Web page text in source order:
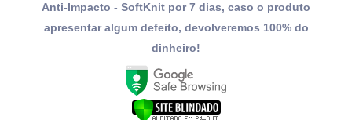
Anti-Impacto - SoftKnit por 7 dias, caso o produto
apresentar algum defeito, devolveremos 100% do
dinheiro!